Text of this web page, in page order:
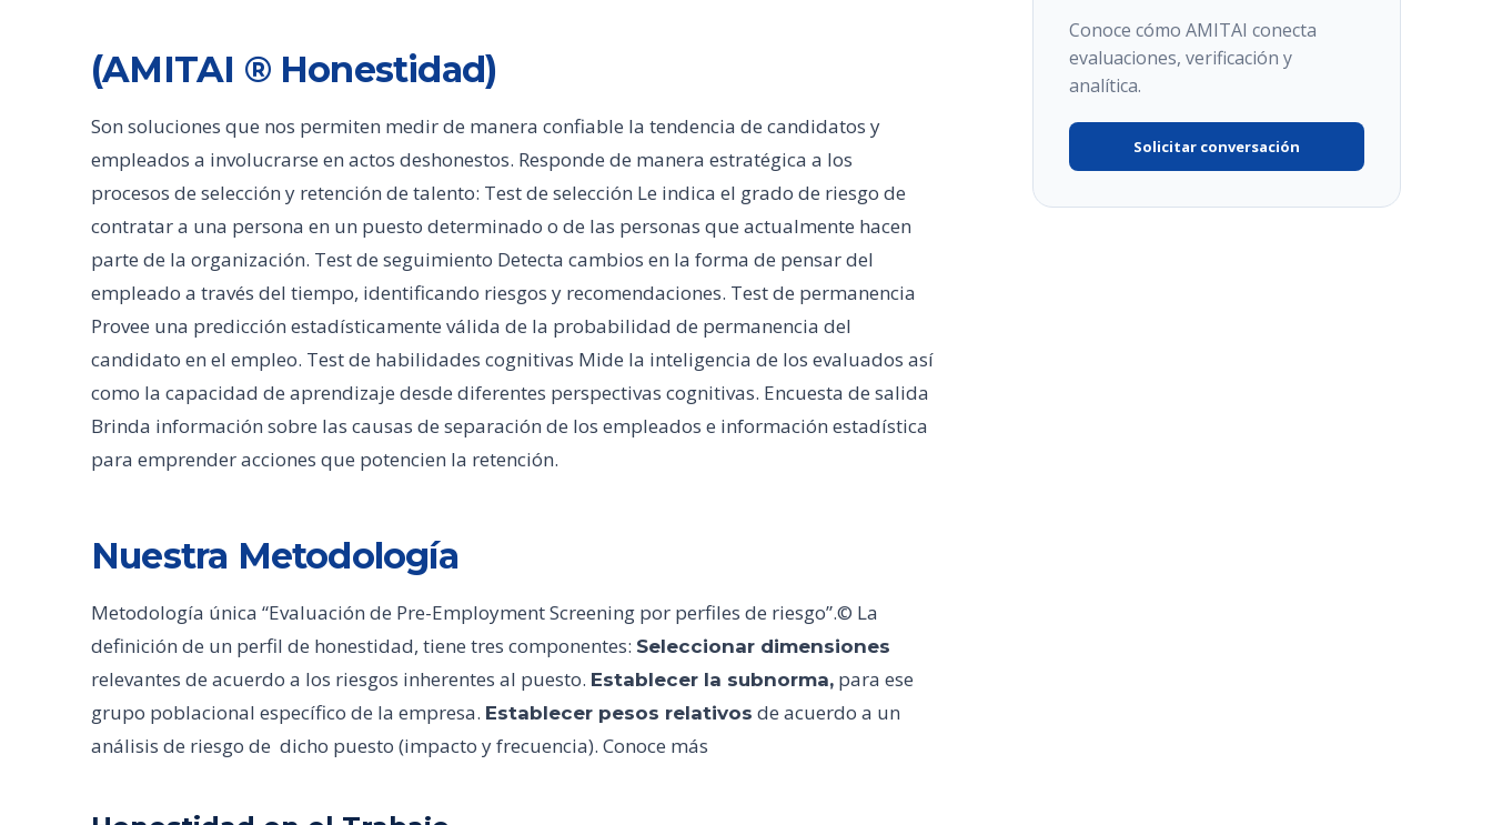
(AMITAI ® Honestidad)
Son soluciones que nos permiten medir de manera confiable la tendencia de candidatos y
empleados a involucrarse en actos deshonestos. Responde de manera estratégica a los
procesos de selección y retención de talento: Test de selección Le indica el grado de riesgo de
contratar a una persona en un puesto determinado o de las personas que actualmente hacen
parte de la organización. Test de seguimiento Detecta cambios en la forma de pensar del
empleado a través del tiempo, identificando riesgos y recomendaciones. Test de permanencia
Provee una predicción estadísticamente válida de la probabilidad de permanencia del
candidato en el empleo. Test de habilidades cognitivas Mide la inteligencia de los evaluados así
como la capacidad de aprendizaje desde diferentes perspectivas cognitivas. Encuesta de salida
Brinda información sobre las causas de separación de los empleados e información estadística
para emprender acciones que potencien la retención.
Nuestra Metodología
Metodología única “Evaluación de Pre-Employment Screening por perfiles de riesgo”.© La
definición de un perfil de honestidad, tiene tres componentes: Seleccionar dimensiones
relevantes de acuerdo a los riesgos inherentes al puesto. Establecer la subnorma, para ese
grupo poblacional específico de la empresa. Establecer pesos relativos de acuerdo a un
análisis de riesgo de dicho puesto (impacto y frecuencia). Conoce más
Conoce cómo AMITAI conecta
evaluaciones, verificación y
analítica.
Solicitar conversación